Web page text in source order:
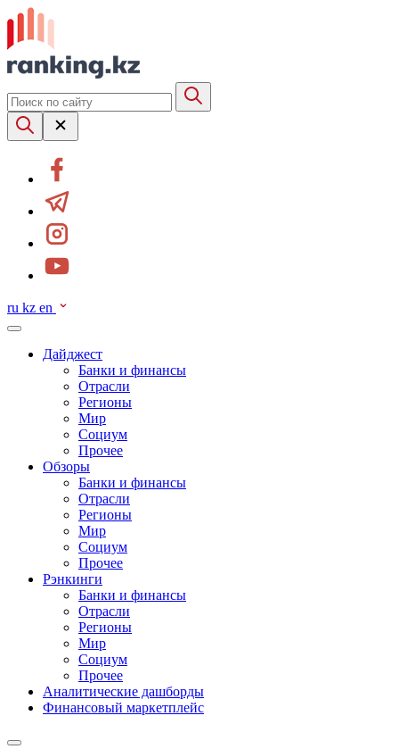
ru kz en
Дайджест
Банки и финансы
Отрасли
Регионы
Мир
Социум
Прочее
Обзоры
Банки и финансы
Отрасли
Регионы
Мир
Социум
Прочее
Рэнкинги
Банки и финансы
Отрасли
Регионы
Мир
Социум
Прочее
Аналитические дашборды
Финансовый маркетплейс